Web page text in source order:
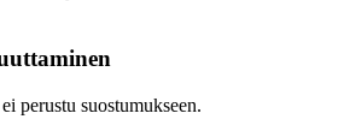
perustu suostumukseen.